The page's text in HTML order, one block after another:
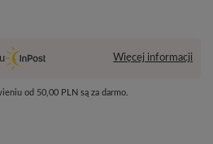
Więcej informacji
od 50,00 PLN są za darmo.